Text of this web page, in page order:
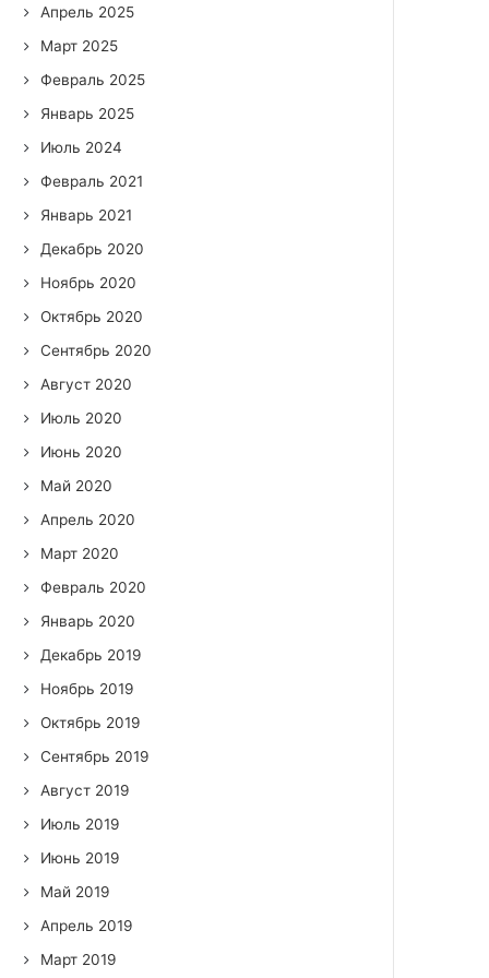
Апрель 2025
Март 2025
Февраль 2025
Январь 2025
Июль 2024
Февраль 2021
Январь 2021
Декабрь 2020
Ноябрь 2020
Октябрь 2020
Сентябрь 2020
Август 2020
Июль 2020
Июнь 2020
Май 2020
Апрель 2020
Март 2020
Февраль 2020
Январь 2020
Декабрь 2019
Ноябрь 2019
Октябрь 2019
Сентябрь 2019
Август 2019
Июль 2019
Июнь 2019
Май 2019
Апрель 2019
Март 2019